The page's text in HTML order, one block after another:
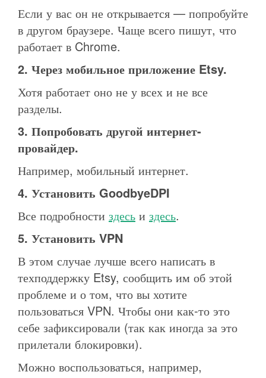
Если у вас он не открывается — попробуйте
в другом браузере. Чаще всего пишут, что
работает в Chrome.
2. Через мобильное приложение Etsy.
Хотя работает оно не у всех и не все
разделы.
3. Попробовать другой интернет-
провайдер.
Например, мобильный интернет.
4. Установить GoodbyeDPI
Все подробности здесь и здесь.
5. Установить VPN
В этом случае лучше всего написать в
техподдержку Etsy, сообщить им об этой
проблеме и о том, что вы хотите
пользоваться VPN. Чтобы они как-то это
себе зафиксировали (так как иногда за это
прилетали блокировки).
Можно воспользоваться, например,